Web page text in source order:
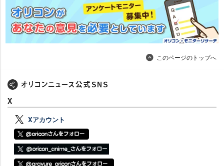
このページのトップへ
X
Xアカウント